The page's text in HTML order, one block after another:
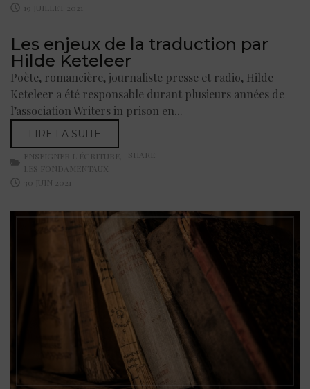
19 JUILLET 2021
Les enjeux de la traduction par
Hilde Keteleer
Poète, romancière, journaliste presse et radio, Hilde
Keteleer a été responsable durant plusieurs années de
l’association Writers in prison en...
LIRE LA SUITE
ENSEIGNER L'ÉCRITURE
LES FONDAMENTAUX
30 JUIN 2021
SHARE: